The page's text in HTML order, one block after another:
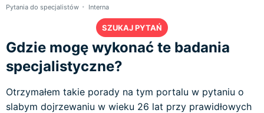
Pytania do specjalistów Interna
SZUKAJ PYTAŃ
Gdzie mogę wykonać te badania
specjalistyczne?
Otrzymałem takie porady na tym portalu w pytaniu o
slabym dojrzewaniu w wieku 26 lat przy prawidłowych